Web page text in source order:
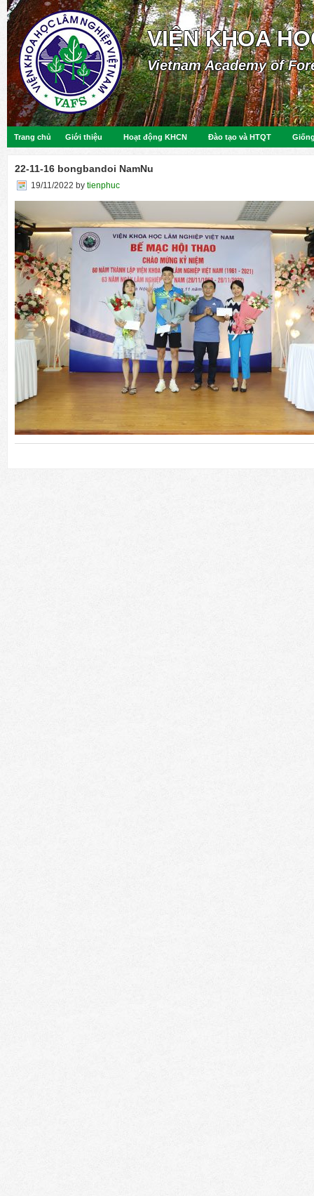
VIỆN KHOA
Vietnam Academy of
Trang chủ Giới thiệu Hoạt động KHCN Đào tạo và HTQT
22-11-16 bongbandoi NamNu
19/11/2022 by tienphuc